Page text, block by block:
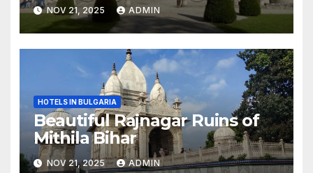
NOV 21, 2025 ADMIN
HOTELS IN BULGARIA
Beautiful Rajnagar Ruins of
Mithila Bihar
NOV 21, 2025 ADMIN